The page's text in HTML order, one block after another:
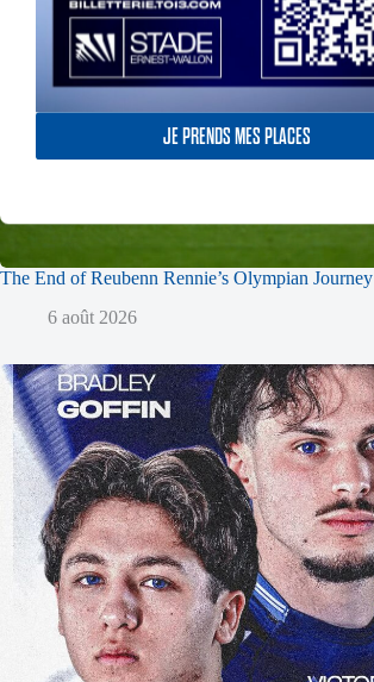
JE PRENDS MES PLACES
The End of Reubenn Rennie’s Olympian Journey
6 août 2026